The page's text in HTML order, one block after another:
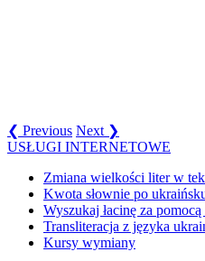
❮ Previous Next ❯
USŁUGI INTERNETOWE
Zmiana wielkości liter w
Kwota słownie po
Wyszukaj łacinę za
Transliteracja z języka
Kursy wymiany